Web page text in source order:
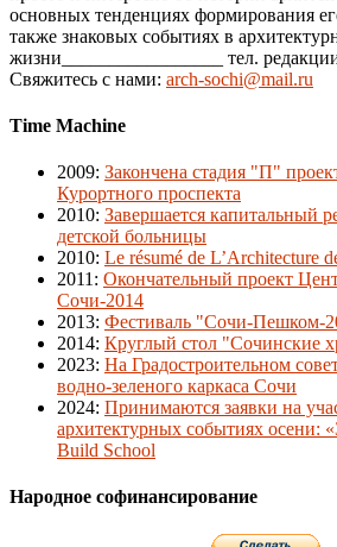
основных тенденциях формирования
также знаковых событиях в
жизни_________________ тел.
Свяжитесь с нами: arch-sochi@mail.ru
Time Machine
2009: Закончена стадия "П"
Курортного проспекта
2010: Завершается капитальный
детской больницы
2010: Le résumé de L’Architecture
2011 : Окончательный проект
Сочи-2014
2013: Фестиваль "Сочи-Пешком-
2014: Круглый стол "Сочинские
2023: На Градостроительном
водно-зеленого каркаса Сочи
2024: Принимаются заявки на
архитектурных событиях осени:
Build School
Народное софинансирование